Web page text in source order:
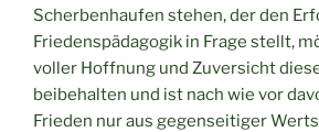
Scherbenhaufen stehen, der den
Friedenspädagogik in Frage stellt,
voller Hoffnung und Zuversicht
beibehalten und ist nach wie vor
Frieden nur aus gegenseitiger